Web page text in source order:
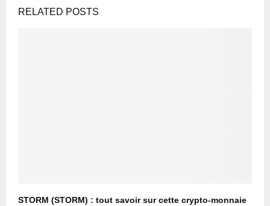
RELATED POSTS
STORM (STORM) : tout savoir sur cette crypto-monnaie